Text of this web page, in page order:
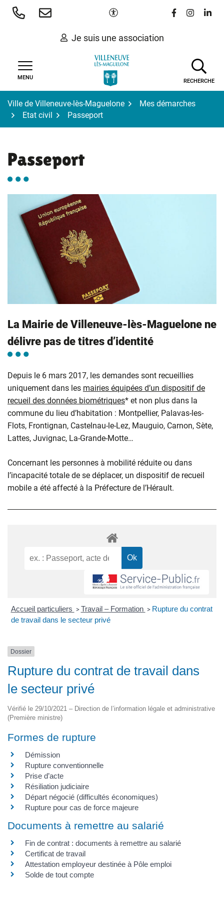
Aller
Paramètres d'accessibilité
Lien vers le
Lien vers
Lien
Je suis une association
MENU
RECHERCHE
Ville de Villeneuve-lès-Maguelone
Mes démarches
Etat civil
Passeport
Passeport
La Mairie de Villeneuve-lès-Maguelone ne
délivre pas de titres d’identité
Depuis le 6 mars 2017, les demandes sont recueillies
uniquement dans les mairies équipées d’un dispositif de
recueil des données biométriques* et non plus dans la
commune du lieu d’habitation : Montpellier, Palavas-les-
Flots, Frontignan, Castelnau-le-Lez, Mauguio, Carnon, Sète,
Lattes, Juvignac, La-Grande-Motte…
Concernant les personnes à mobilité réduite ou dans
l’incapacité totale de se déplacer, un dispositif de recueil
mobile a été affecté à la Préfecture de l’Hérault.
Accueil particuliers > Travail – Formation > Rupture du contrat
de travail dans le secteur privé
Dossier
Rupture du contrat de travail dans
le secteur privé
Vérifié le 29/10/2021 – Direction de l’information légale et administrative
(Première ministre)
Formes de rupture
Démission
Rupture conventionnelle
Prise d’acte
Résiliation judiciaire
Départ négocié (difficultés économiques)
Rupture pour cas de force majeure
Documents à remettre au salarié
Fin de contrat : documents à remettre au salarié
Certificat de travail
Attestation employeur destinée à Pôle emploi
Solde de tout compte